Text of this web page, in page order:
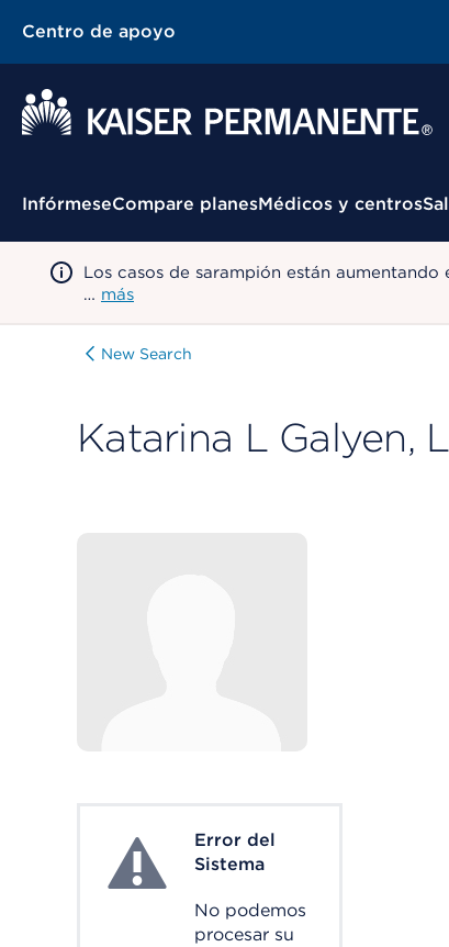
Centro de apoyo
Menú contextual
InfórmeseCompare planesMédicos y centros
Los casos de sarampión están
… más
New Search
Katarina L Galyen,
System ErrorError del
Sistema
No podemos
procesar su